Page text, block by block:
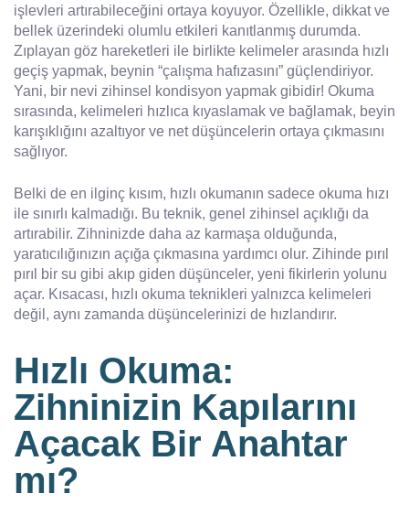
işlevleri artırabileceğini ortaya koyuyor. Özellikle, dikkat ve
bellek üzerindeki olumlu etkileri kanıtlanmış durumda.
Zıplayan göz hareketleri ile birlikte kelimeler arasında hızlı
geçiş yapmak, beynin “çalışma hafızasını” güçlendiriyor.
Yani, bir nevi zihinsel kondisyon yapmak gibidir! Okuma
sırasında, kelimeleri hızlıca kıyaslamak ve bağlamak, beyin
karışıklığını azaltıyor ve net düşüncelerin ortaya çıkmasını
sağlıyor.
Belki de en ilginç kısım, hızlı okumanın sadece okuma hızı
ile sınırlı kalmadığı. Bu teknik, genel zihinsel açıklığı da
artırabilir. Zihninizde daha az karmaşa olduğunda,
yaratıcılığınızın açığa çıkmasına yardımcı olur. Zihinde pırıl
pırıl bir su gibi akıp giden düşünceler, yeni fikirlerin yolunu
açar. Kısacası, hızlı okuma teknikleri yalnızca kelimeleri
değil, aynı zamanda düşüncelerinizi de hızlandırır.
Hızlı Okuma:
Zihninizin Kapılarını
Açacak Bir Anahtar
mı?